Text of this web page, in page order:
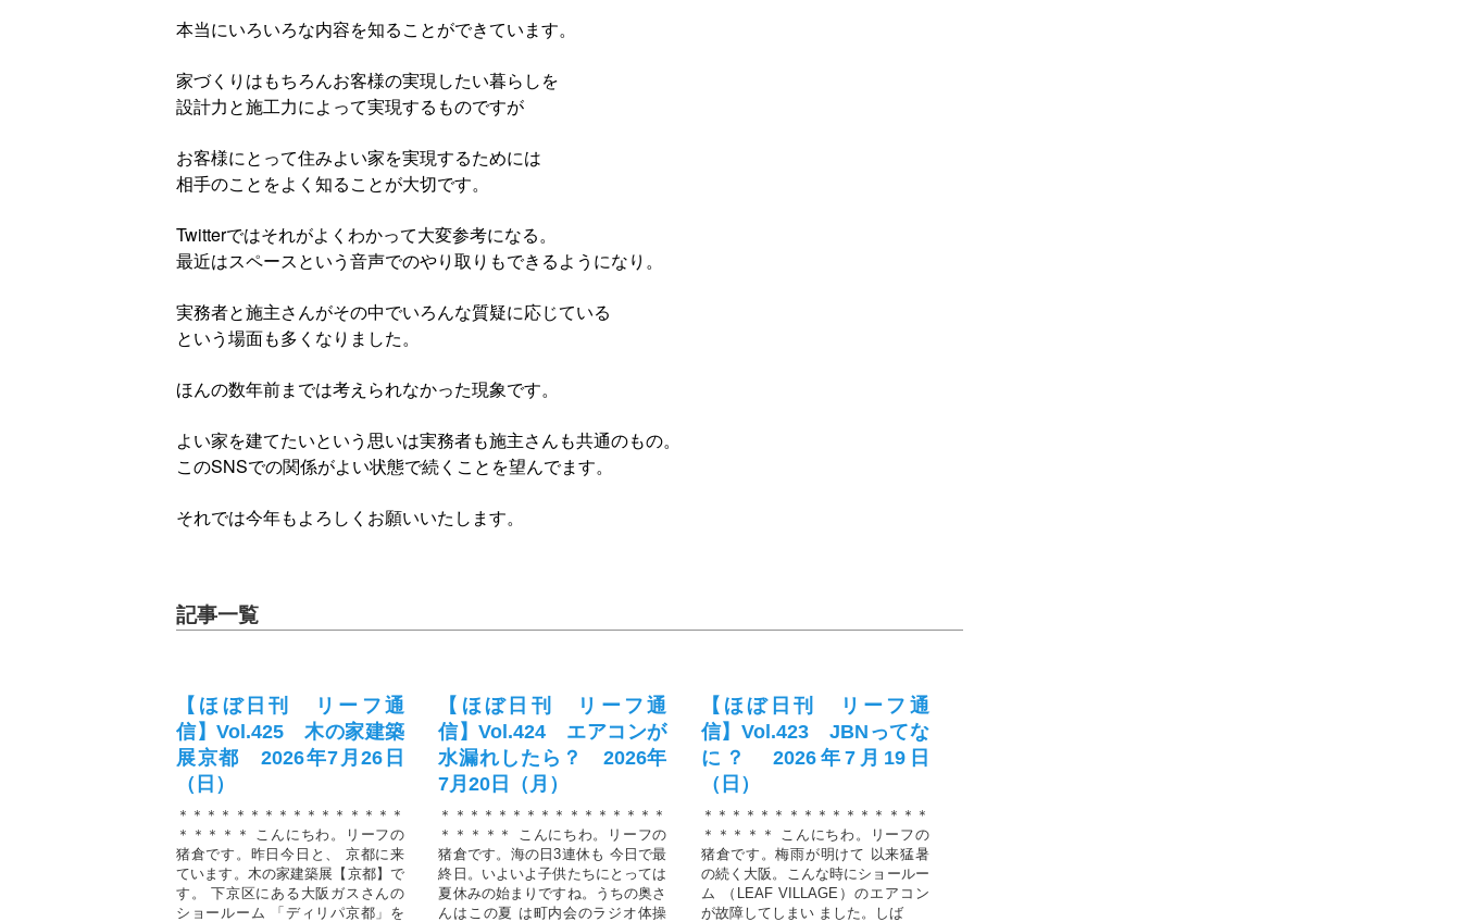
本当にいろいろな内容を知ることができています。
家づくりはもちろんお客様の実現したい暮らしを
設計力と施工力によって実現するものですが
お客様にとって住みよい家を実現するためには
相手のことをよく知ることが大切です。
Twitterではそれがよくわかって大変参考になる。
最近はスペースという音声でのやり取りもできるようになり。
実務者と施主さんがその中でいろんな質疑に応じている
という場面も多くなりました。
ほんの数年前までは考えられなかった現象です。
よい家を建てたいという思いは実務者も施主さんも共通のもの。
このSNSでの関係がよい状態で続くことを望んでます。
それでは今年もよろしくお願いいたします。
記事一覧
【ほぼ日刊 リーフ通
信】Vol.425 木の家建築
展京都 2026年7月26日
（日）
＊＊＊＊＊＊＊＊＊＊＊＊＊＊＊＊
＊＊＊＊＊ こんにちわ。リーフの
猪倉です。昨日今日と、 京都に来
ています。木の家建築展【京都】で
す。 下京区にある大阪ガスさんの
ショールーム 「ディリパ京都」を
【ほぼ日刊 リーフ通
信】Vol.424 エアコンが
水漏れしたら？ 2026年
7月20日（月）
＊＊＊＊＊＊＊＊＊＊＊＊＊＊＊＊
＊＊＊＊＊ こんにちわ。リーフの
猪倉です。海の日3連休も 今日で最
終日。いよいよ子供たちにとっては
夏休みの始まりですね。うちの奥さ
んはこの夏 は町内会のラジオ体操
【ほぼ日刊 リーフ通
信】Vol.423 JBNってな
に？ 2026年7月19日
（日）
＊＊＊＊＊＊＊＊＊＊＊＊＊＊＊＊
＊＊＊＊＊ こんにちわ。リーフの
猪倉です。梅雨が明けて 以来猛暑
の続く大阪。こんな時にショールー
ム （LEAF VILLAGE）のエアコン
が故障してしまい ました。しば